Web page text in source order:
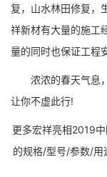
复，山水林田修复，
祥新材有大量的施工
量的同时也保证工程
浓浓的春天气息，
让你不虚此行!
更多宏祥亮相2019
的规格/型号/参数/